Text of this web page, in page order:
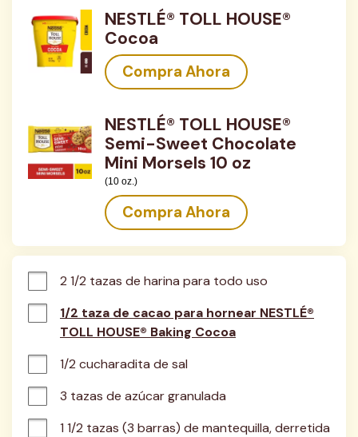
NESTLÉ® TOLL HOUSE®
Cocoa
Compra Ahora
NESTLÉ® TOLL HOUSE®
Semi-Sweet Chocolate
Mini Morsels 10 oz
(10 oz.)
Compra Ahora
2 1/2 tazas de harina para todo uso
1/2 taza de cacao para hornear NESTLÉ®
TOLL HOUSE® Baking Cocoa
1/2 cucharadita de sal
3 tazas de azúcar granulada
1 1/2 tazas (3 barras) de mantequilla, derretida